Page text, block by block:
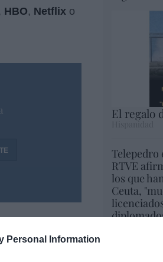
Personal Information
HBO, Netflix o
El regalo
Telepedro
RTVE
los que
Ceuta,
huyendo